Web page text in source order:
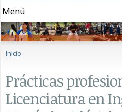
Inicio
Prácticas
Licenciatura en